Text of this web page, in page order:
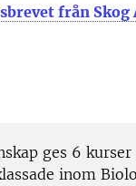
från Skog
ges 6 kurser
inom